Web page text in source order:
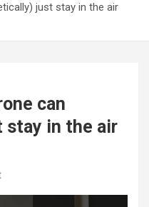
just stay in the air
can
in the air